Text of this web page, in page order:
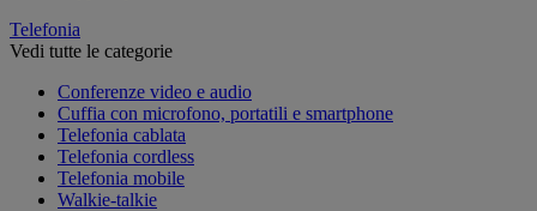
Telefonia
Vedi tutte le categorie
Conferenze video e audio
Cuffia con microfono, portatili e smartphone
Telefonia cablata
Telefonia cordless
Telefonia mobile
Walkie-talkie